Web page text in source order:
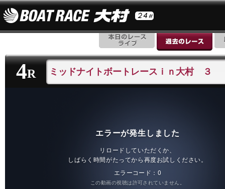
4 R ミッドナイトボートレースｉｎ大村 ３